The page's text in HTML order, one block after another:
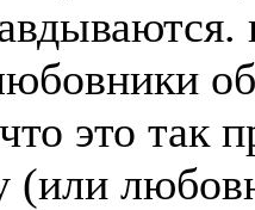
это так
(или